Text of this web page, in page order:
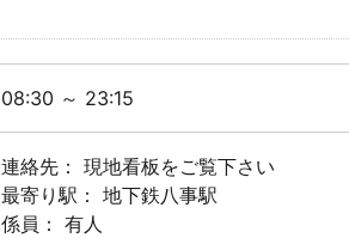
08:30 ～ 23:15
連絡先： 現地看板をご覧下さい
最寄り駅： 地下鉄八事駅
係員： 有人